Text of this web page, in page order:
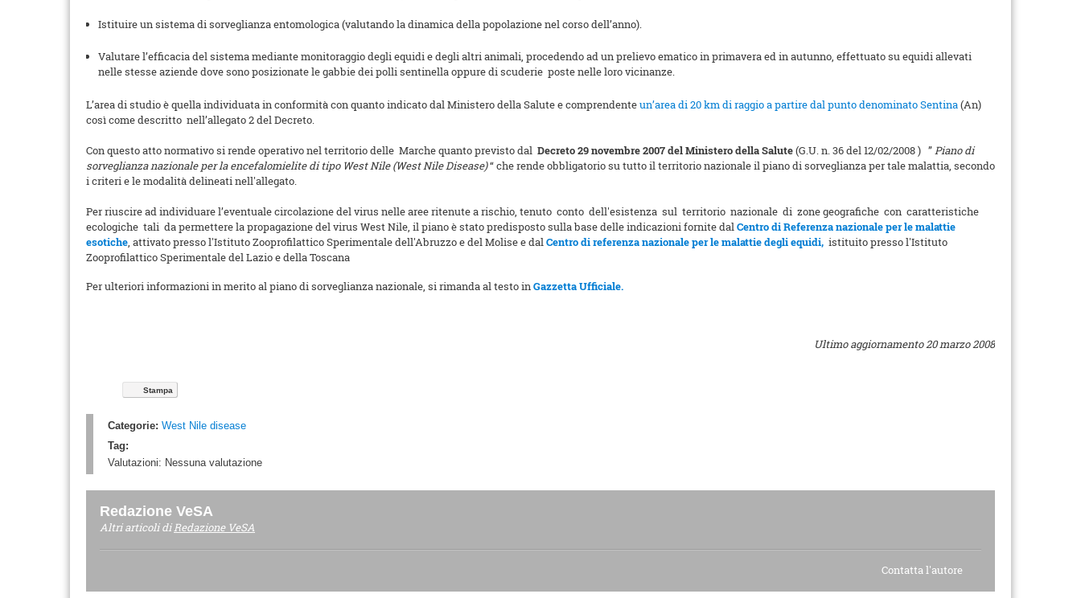
Istituire un sistema di sorveglianza entomologica (valutando la dinamica della popolazione nel corso dell’anno).
Valutare l’efficacia del sistema mediante monitoraggio degli equidi e degli altri animali, procedendo ad un prelievo ematico in primavera ed in autunno, effettuato su equidi allevati
nelle stesse aziende dove sono posizionate le gabbie dei polli sentinella oppure di scuderie poste nelle loro vicinanze.
L’area di studio è quella individuata in conformità con quanto indicato dal Ministero della Salute e comprendenteun’area di 20 km di raggio a partire dal punto denominato Sentina(An)
così come descritto nell’allegato 2 del Decreto.
Con questo atto normativo si rende operativo nel territorio delle Marche quanto previsto dal Decreto 29 novembre 2007 del Ministero della Salute(G.U. n. 36 del 12/02/2008 ) ”Piano di
sorveglianza nazionale per la encefalomielite di tipo West Nile (West Nile Disease)“ che rende obbligatorio su tutto il territorio nazionale il piano di sorveglianza per tale malattia, secondo
i criteri e le modalità delineati nell'allegato.
Per riuscire ad individuare l’eventuale circolazione del virus nelle aree ritenute a rischio, tenuto conto dell'esistenza sul territorio nazionale di zone geografiche con caratteristiche
ecologiche tali da permettere la propagazione del virus West Nile, il piano è stato predisposto sulla base delle indicazioni fornite dalCentro di Referenza nazionale per le malattie
esotiche, attivato presso l'Istituto Zooprofilattico Sperimentale dell'Abruzzo e del Molise e dalCentro di referenza nazionale per le malattie degli equidi, istituito presso l'Istituto
Zooprofilattico Sperimentale del Lazio e della Toscana
Per ulteriori informazioni in merito al piano di sorveglianza nazionale, si rimanda al testo inGazzetta Ufficiale.
Ultimo aggiornamento 20 marzo 2008
Stampa
Categorie: West Nile disease
Tag:
Valutazioni: Nessuna valutazione
Redazione VeSA
Altri articoli diRedazione VeSA
Contatta l'autore